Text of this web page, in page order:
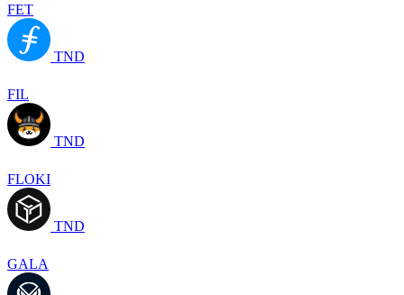
FET
TND
FIL
TND
FLOKI
TND
GALA